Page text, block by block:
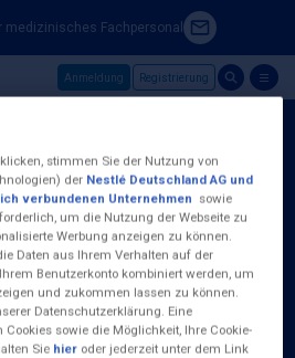
medizinisches Fachpersonal
Anmeldung Registrierung
(Deutschland) GmbH
am Main
35
deutschen Fest- und
stimmen Sie der Nutzung von
der Nestlé Deutschland AG und
verbundenen Unternehmen sowie
um die Nutzung der Webseite zu
Werbung anzeigen zu können.
Daten aus Ihrem Verhalten auf der
Benutzerkonto kombiniert werden, um
und zukommen lassen zu können.
Datenschutzerklärung. Eine
sowie die Möglichkeit, Ihre Cookie-
Sie hier oder jederzeit unter dem Link